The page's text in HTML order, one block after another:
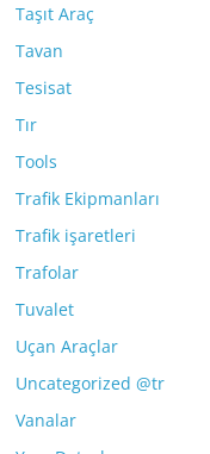
Taşıt Araç
Tavan
Tesisat
Tır
Tools
Trafik Ekipmanları
Trafik işaretleri
Trafolar
Tuvalet
Uçan Araçlar
Uncategorized @tr
Vanalar